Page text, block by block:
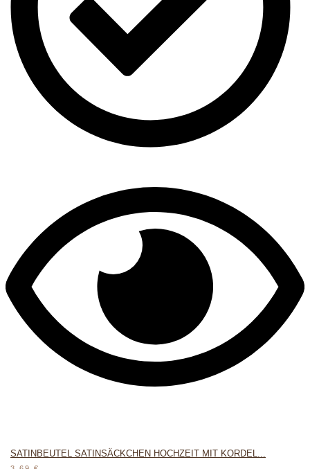
SATINBEUTEL SATINSÄCKCHEN HOCHZEIT MIT KORDEL...